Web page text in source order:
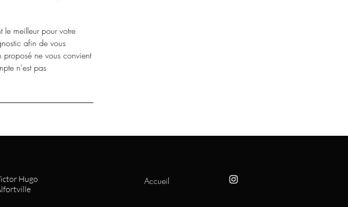
le meilleur pour votre
afin de vous
ne vous convient
n'est pas
Hugo
Accueil